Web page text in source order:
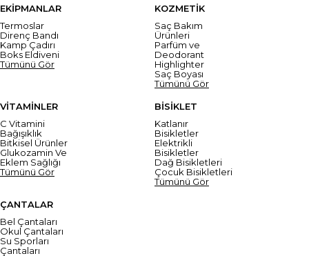
EKİPMANLAR
Termoslar
Direnç Bandı
Kamp Çadırı
Boks Eldiveni
Tümünü Gör
KOZMETİK
Saç Bakım
Ürünleri
Parfüm ve
Deodorant
Highlighter
Saç Boyası
Tümünü Gör
VİTAMİNLER
C Vitamini
Bağışıklık
Bitkisel Ürünler
Glukozamin Ve
Eklem Sağlığı
Tümünü Gör
BİSİKLET
Katlanır
Bisikletler
Elektrikli
Bisikletler
Dağ Bisikletleri
Çocuk Bisikletleri
Tümünü Gör
ÇANTALAR
Bel Çantaları
Okul Çantaları
Su Sporları
Çantaları